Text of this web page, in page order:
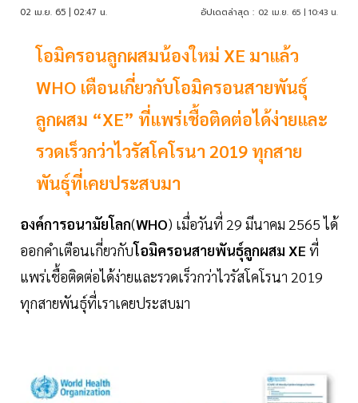
02 เม.ย. 65 | 02:47 น. อัปเดตล่าสุด : 02 เม.ย. 65 | 10:43 น.
โอมิครอนลูกผสมน้องใหม่ XE มาแล้ว
WHO เตือนเกี่ยวกับโอมิครอนสายพันธุ์
ลูกผสม “XE” ที่แพร่เชื้อติดต่อได้ง่ายและ
รวดเร็วกว่าไวรัสโคโรนา 2019 ทุกสาย
พันธุ์ที่เคยประสบมา
องค์การอนามัยโลก(WHO) เมื่อวันที่ 29 มีนาคม 2565 ได้
ออกคำเตือนเกี่ยวกับโอมิครอนสายพันธุ์ลูกผสม XE ที่
แพร่เชื้อติดต่อได้ง่ายและรวดเร็วกว่าไวรัสโคโรนา 2019
ทุกสายพันธุ์ที่เราเคยประสบมา